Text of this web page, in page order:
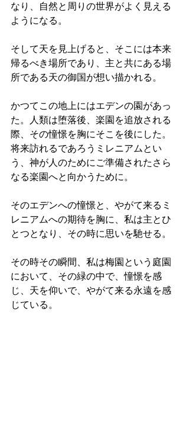
なり、自然と周りの世界がよく見える
ようになる。
そして天を見上げると、そこには本来
帰るべき場所であり、主と共にある場
所である天の御国が想い描かれる。
かつてこの地上にはエデンの園があっ
た。人類は堕落後、楽園を追放される
際、その憧憬を胸にそこを後にした。
将来訪れるであろうミレニアムとい
う、神が人のためにご準備されたさら
なる楽園へと向かうために。
そのエデンへの憧憬と、やがて来るミ
レニアムへの期待を胸に、私は主とひ
とつとなり、その時に思いを馳せる。
その時その瞬間、私は梅園という庭園
において、その緑の中で、憧憬を感
じ、天を仰いで、やがて来る永遠を感
じている。